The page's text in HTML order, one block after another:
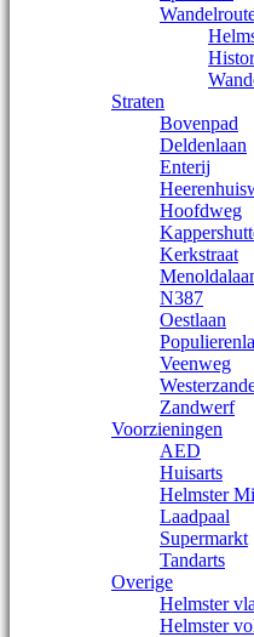
Straten
Bovenpad
Deldenlaan
Enterij
Hoofdweg
Kerkstraat
N387
Oestlaan
Veenweg
Zandwerf
Voorzieningen
AED
Huisarts
Helmster
Laadpaal
Supermarkt
Tandarts
Overige
Helmster
Helmster